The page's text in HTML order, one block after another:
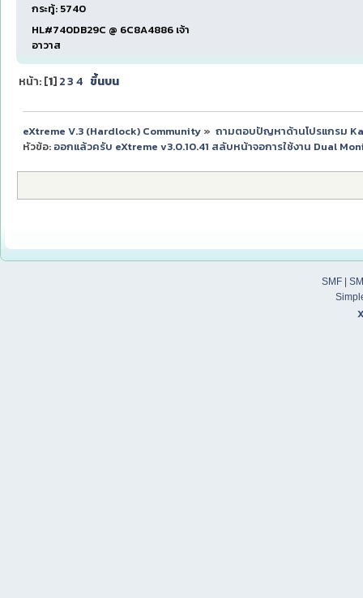
กระทู้: 5740
HL#740DB29C @ 6C8A4886 เจ้า
อาวาส
หน้า: [1] 23 4 ขึ้นบน
eXtreme V.3 (Hardlock) Community» ถามตอบปัญหาด้านโปรแกรม
หัวข้อ: ออกแล้วครับ eXtreme v3.0.10.41 สลับหน้าจอการใช้งาน Dual
SMF|